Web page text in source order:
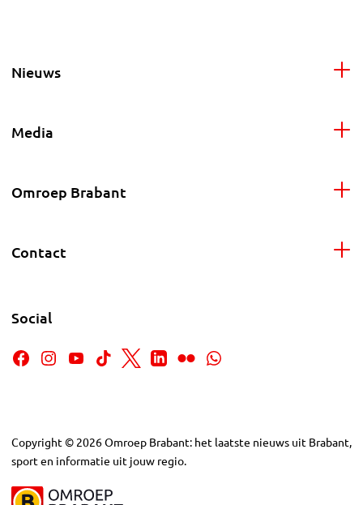
Nieuws
Media
Omroep Brabant
Contact
Social
Copyright © 2026Omroep Brabant: het laatste nieuws uit Brabant,
sport en informatie uit jouw regio.